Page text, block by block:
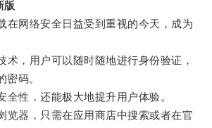
版
网络安全日益受到重视的今天，成为
，用户可以随时随地进行身份验证，
密码。
性，还能极大地提升用户体验。
器，只需在应用商店中搜索或者在官